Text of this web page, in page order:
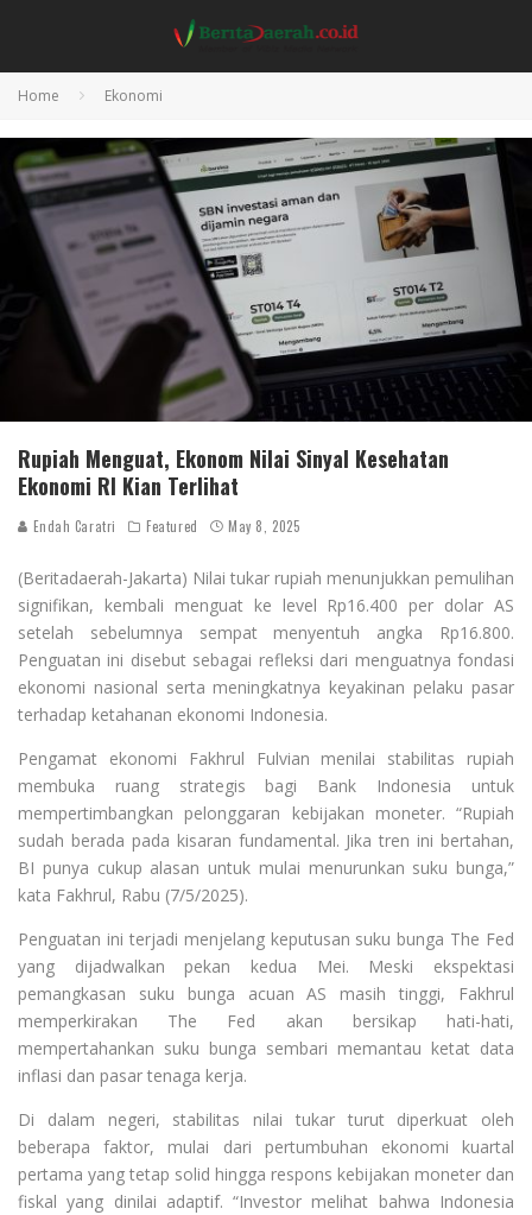
Home Ekonomi
Rupiah Menguat, Ekonom Nilai Sinyal Kesehatan
Ekonomi RI Kian Terlihat
Endah Caratri Featured May 8, 2025
(Beritadaerah-Jakarta) Nilai tukar rupiah menunjukkan pemulihan
signifikan, kembali menguat ke level Rp16.400 per dolar AS
setelah sebelumnya sempat menyentuh angka Rp16.800.
Penguatan ini disebut sebagai refleksi dari menguatnya fondasi
ekonomi nasional serta meningkatnya keyakinan pelaku pasar
terhadap ketahanan ekonomi Indonesia.
Pengamat ekonomi Fakhrul Fulvian menilai stabilitas rupiah
membuka ruang strategis bagi Bank Indonesia untuk
mempertimbangkan pelonggaran kebijakan moneter. “Rupiah
sudah berada pada kisaran fundamental. Jika tren ini bertahan,
BI punya cukup alasan untuk mulai menurunkan suku bunga,”
kata Fakhrul, Rabu (7/5/2025).
Penguatan ini terjadi menjelang keputusan suku bunga The Fed
yang dijadwalkan pekan kedua Mei. Meski ekspektasi
pemangkasan suku bunga acuan AS masih tinggi, Fakhrul
memperkirakan The Fed akan bersikap hati-hati,
mempertahankan suku bunga sembari memantau ketat data
inflasi dan pasar tenaga kerja.
Di dalam negeri, stabilitas nilai tukar turut diperkuat oleh
beberapa faktor, mulai dari pertumbuhan ekonomi kuartal
pertama yang tetap solid hingga respons kebijakan moneter dan
fiskal yang dinilai adaptif. “Investor melihat bahwa Indonesia